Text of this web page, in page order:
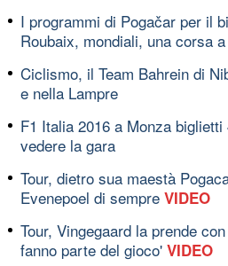
I programmi di Pogačar per il
Roubaix, mondiali, una corsa
Ciclismo, il Team Bahrein di
e nella Lampre
F1 Italia 2016 a Monza
vedere la gara
Tour, dietro sua maestà
Evenepoel di sempre VIDEO
Tour, Vingegaard la prende
fanno parte del gioco' VIDEO